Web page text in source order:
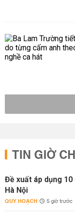
TIN GIỜ
Đề xuất áp dụng
Hà Nội
QUY HOẠCH 5 giờ trước